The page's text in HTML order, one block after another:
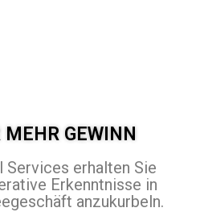
GEWINN
Services erhalten Sie
Erkenntnisse in
anzukurbeln.